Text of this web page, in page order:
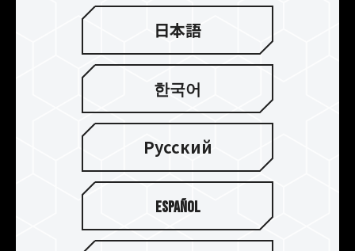
発光効果と究極のパフォーマンスが同時に楽しめ
ます。T-FORCE XCALIBUR Phantom Gaming
RGB発光オーバークロックメモリは、どのバトル
でも勝利に導き、あなたをゲームの世界で無敵の
存在へと押し上げます。
日本語
한국어
Русский
Español